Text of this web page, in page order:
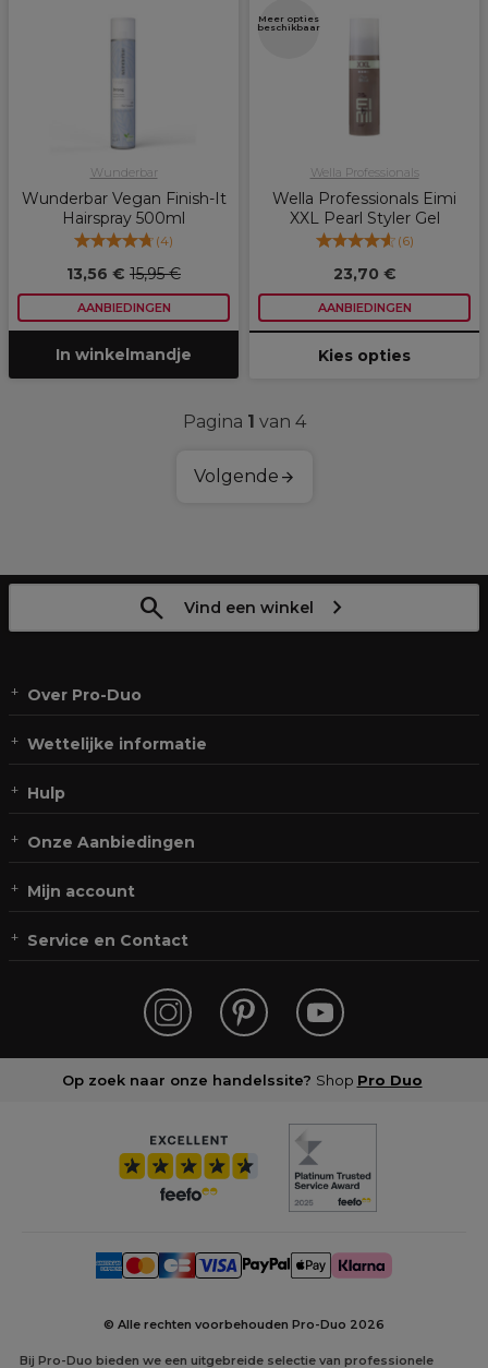
Wunderbar
Wunderbar Vegan Finish-It
Hairspray 500ml
(4)
13,56 € 15,95 €
AANBIEDINGEN
In winkelmandje
Meer opties
beschikbaar
Wella Professionals
Wella Professionals Eimi
XXL Pearl Styler Gel
(6)
23,70 €
AANBIEDINGEN
Kies opties
Pagina 1 van 4
Volgende
Vind een winkel
Over Pro-Duo
Wettelijke informatie
Hulp
Onze Aanbiedingen
Mijn account
Service en Contact
Op zoek naar onze handelssite? Shop Pro Duo
© Alle rechten voorbehouden Pro-Duo 2026
Bij Pro-Duo bieden we een uitgebreide selectie van professionele